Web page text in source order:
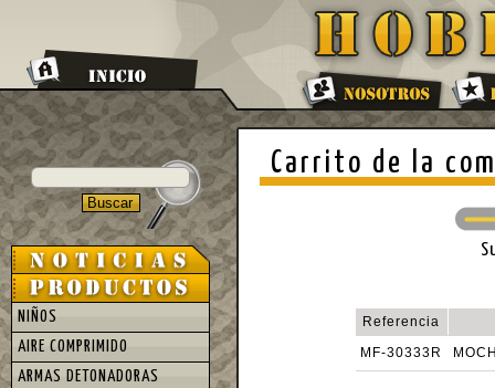
Carrito de la
Referencia
MF-30333R
NIÑOS
AIRE COMPRIMIDO
ARMAS DETONADORAS